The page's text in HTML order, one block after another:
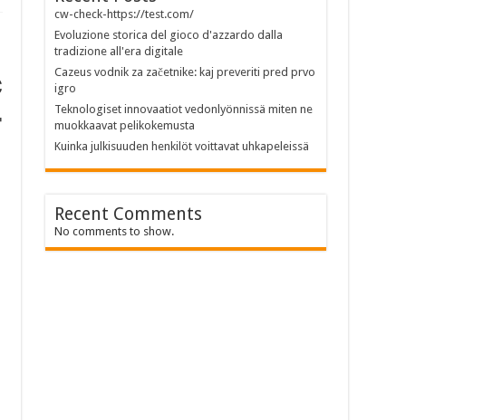
cw-check-https://test.com/
Evoluzione storica del gioco d'azzardo dalla
tradizione all'era digitale
Cazeus vodnik za začetnike: kaj preveriti pred prvo
igro
Teknologiset innovaatiot vedonlyönnissä miten ne
muokkaavat pelikokemusta
Kuinka julkisuuden henkilöt voittavat uhkapeleissä
Recent Comments
No comments to show.